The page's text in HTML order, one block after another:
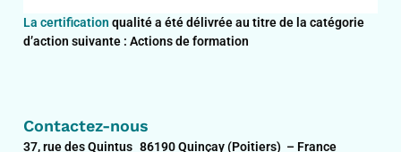
La certificationqualité a été délivrée au titre de la catégorie
d’action suivante : Actions de formation
Contactez-nous
37, rue des Quintus 86190 Quinçay (Poitiers) – France